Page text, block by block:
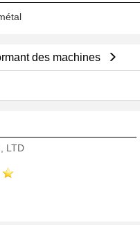
des machines
LTD